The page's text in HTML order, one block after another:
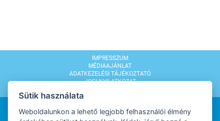
IMPRESSZUM
MÉDIAAJÁNLAT
ADATKEZELÉSI TÁJÉKOZTATÓ
JOGI NYILATKOZAT
Sütik használata
Weboldalunkon a lehető legjobb felhasználói élmény